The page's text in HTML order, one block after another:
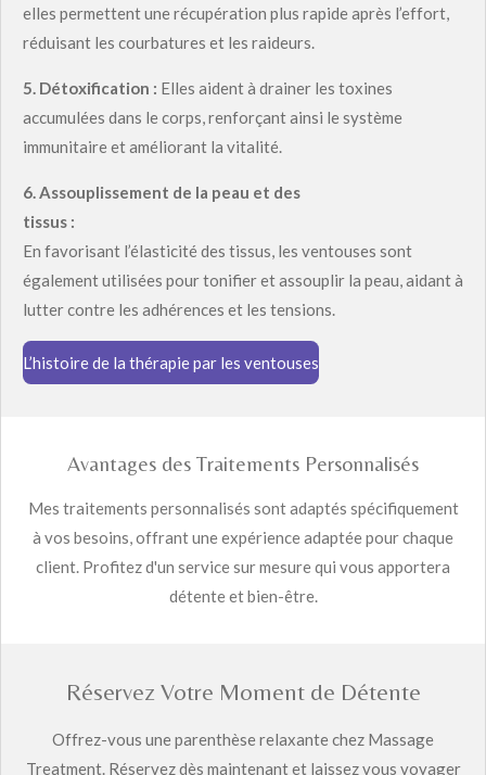
elles permettent une récupération plus rapide après l’effort,
réduisant les courbatures et les raideurs.
5. Détoxification : Elles aident à drainer les toxines
accumulées dans le corps, renforçant ainsi le système
immunitaire et améliorant la vitalité.
6.Assouplissement de la peau et des
tissus :
En favorisant l’élasticité des tissus, les ventouses sont
également utilisées pour tonifier et assouplir la peau, aidant à
lutter contre les adhérences et les tensions.
L’histoire de la thérapie par les ventouses
Avantages des Traitements Personnalisés
Mes traitements personnalisés sont adaptés spécifiquement
à vos besoins, offrant une expérience adaptée pour chaque
client. Profitez d'un service sur mesure qui vous apportera
détente et bien-être.
Réservez Votre Moment de Détente
Offrez-vous une parenthèse relaxante chez Massage
Treatment. Réservez dès maintenant et laissez vous voyager